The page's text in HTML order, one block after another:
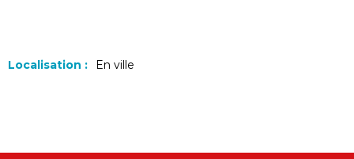
Localisation : En ville